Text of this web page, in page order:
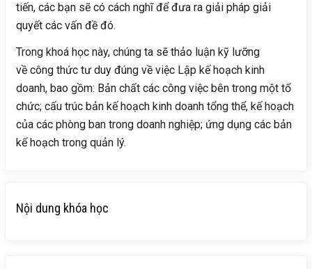
tiến, các bạn sẽ có cách nghĩ để đưa ra giải pháp giải
quyết các vấn đề đó.
Trong khoá học này, chúng ta sẽ thảo luận kỹ lưỡng
về công thức tư duy đúng về việc Lập kế hoạch kinh
doanh, bao gồm: Bản chất các công việc bên trong một tổ
chức; cấu trúc bản kế hoạch kinh doanh tổng thể, kế hoạch
của các phòng ban trong doanh nghiệp; ứng dụng các bản
kế hoạch trong quản lý.
Nội dung khóa học